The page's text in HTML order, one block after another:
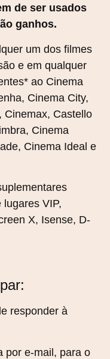
de ser usados
ganhos.
um dos filmes
e em qualquer
ao Cinema
Cinema City,
Cinemax, Castello
Cinema
Cinema Ideal e
VIP,
X, Isense, D-
responder à
por e-mail, para o